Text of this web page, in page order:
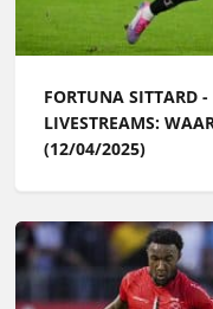
FORTUNA SITTARD
LIVESTREAMS:
(12/04/2025)